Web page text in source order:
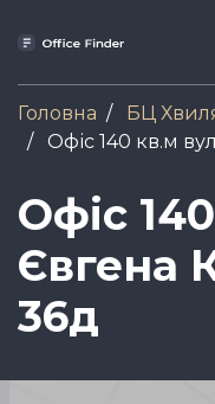
Головна
БЦ
Офіс 140 кв.м
Офіс
Євгена
36д